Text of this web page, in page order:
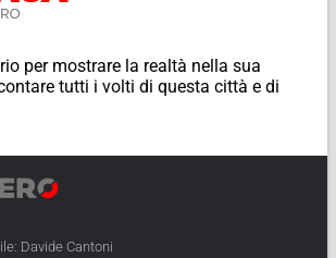
per mostrare la realtà nella sua
tutti i volti di questa città e di
Davide Cantoni